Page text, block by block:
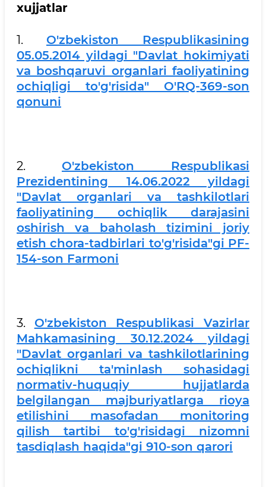
xujjatlar
1. O'zbekiston Respublikasining
05.05.2014 yildagi "Davlat hokimiyati
va boshqaruvi organlari faoliyatining
ochiqligi to'g'risida" O'RQ-369-son
qonuni
2. O'zbekiston Respublikasi
Prezidentining 14.06.2022 yildagi
"Davlat organlari va tashkilotlari
faoliyatining ochiqlik darajasini
oshirish va baholash tizimini joriy
etish chora-tadbirlari to'g'risida"gi PF-
154-son Farmoni
3. O'zbekiston Respublikasi Vazirlar
Mahkamasining 30.12.2024 yildagi
"Davlat organlari va tashkilotlarining
ochiqlikni ta'minlash sohasidagi
normativ-huquqiy hujjatlarda
belgilangan majburiyatlarga rioya
etilishini masofadan monitoring
qilish tartibi to'g'risidagi nizomni
tasdiqlash haqida"gi 910-son qarori